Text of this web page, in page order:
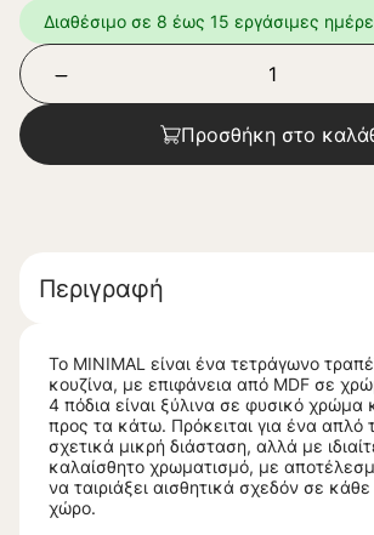
Διαθέσιμο σε 8 έως 15 εργάσιμες
Προσθήκη στο
Περιγραφή
Το MINIMAL είναι ένα τετράγωνο
κουζίνα, με επιφάνεια από MDF σε
4 πόδια είναι ξύλινα σε φυσικό χρώμα
προς τα κάτω. Πρόκειται για ένα απλό
σχετικά μικρή διάσταση, αλλά με
καλαίσθητο χρωματισμό, με
να ταιριάξει αισθητικά σχεδόν σε
χώρο.